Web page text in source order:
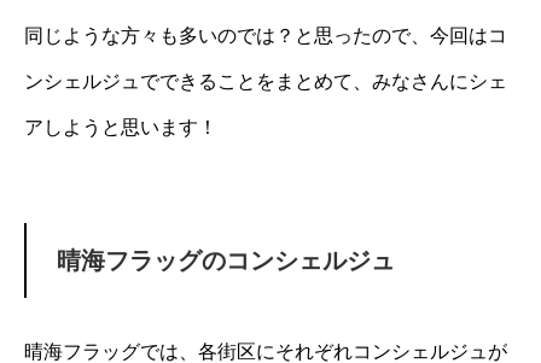
同じような方々も多いのでは？と思ったので、今回はコ
ンシェルジュでできることをまとめて、みなさんにシェ
アしようと思います！
晴海フラッグのコンシェルジュ
晴海フラッグでは、各街区にそれぞれコンシェルジュが